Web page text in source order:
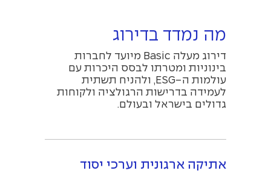
מה נמדד בדירוג
דירוג מעלה Basic מיועד לחברות
בינוניות ומטרתו לבסס היכרות עם
עולמות ה-ESG, ולהניח תשתית
לעמידה בדרישות הרגולציה ולקוחות
גדולים בישראל ובעולם.
אתיקה ארגונית וערכי יסוד